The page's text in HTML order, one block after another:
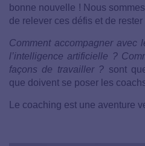
bonne nouvelle ! Nous
de relever ces défis et de
Comment accompagner avec
l’intelligence artificielle ?
façons de travailler ? sont
que doivent se poser les
Le coaching est une aventure